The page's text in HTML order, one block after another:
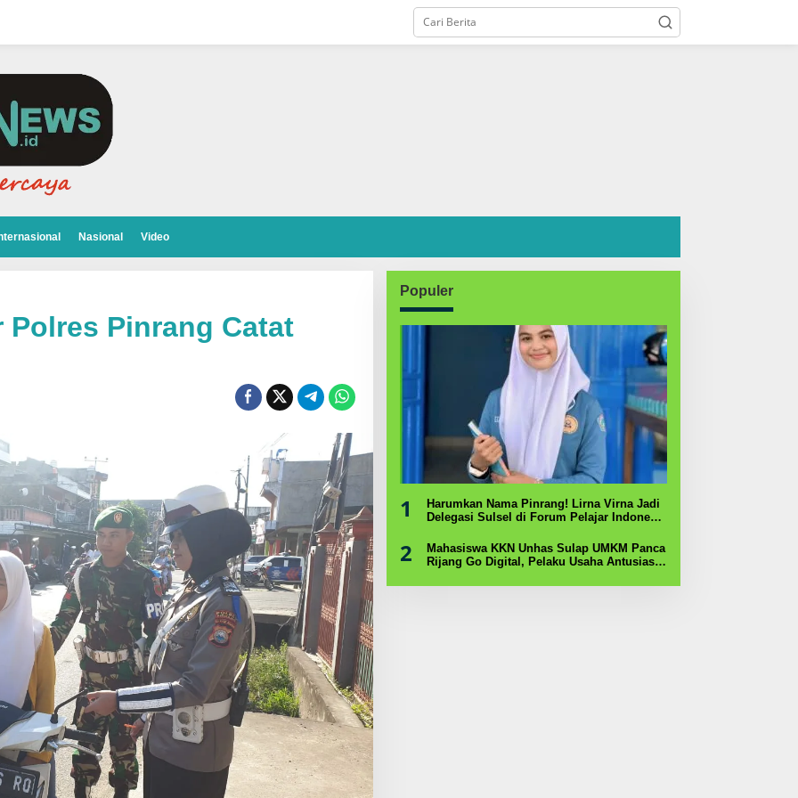
Nasional Video
Polres Pinrang Catat
Populer
1
Harumkan Nama Pinrang! Lirna Virna Jadi
Delegasi Sulsel di Forum Pelajar Indonesia
2
Mahasiswa KKN Unhas Sulap UMKM Panca
Rijang Go Digital, Pelaku Usaha Antusias